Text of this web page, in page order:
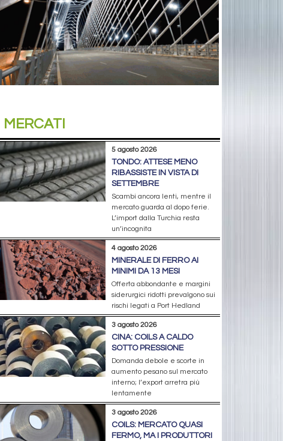
MERCATI
5 agosto 2026
TONDO: ATTESE MENO
RIBASSISTE IN VISTA DI
SETTEMBRE
Scambi ancora lenti, mentre il
mercato guarda al dopo ferie.
L’import dalla Turchia resta
un’incognita
4 agosto 2026
MINERALE DI FERRO AI
MINIMI DA 13 MESI
Offerta abbondante e margini
siderurgici ridotti prevalgono sui
rischi legati a Port Hedland
3 agosto 2026
CINA: COILS A CALDO
SOTTO PRESSIONE
Domanda debole e scorte in
aumento pesano sul mercato
interno; l’export arretra più
lentamente
3 agosto 2026
COILS: MERCATO QUASI
FERMO, MA I PRODUTTORI